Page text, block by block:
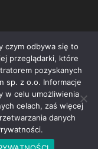
zastrzeżone
czym odbywa się to
przeglądarki, które
pozyskanych
sp. z o.o. Informacje
w celu umożliwienia
celach, zaś więcej
danych